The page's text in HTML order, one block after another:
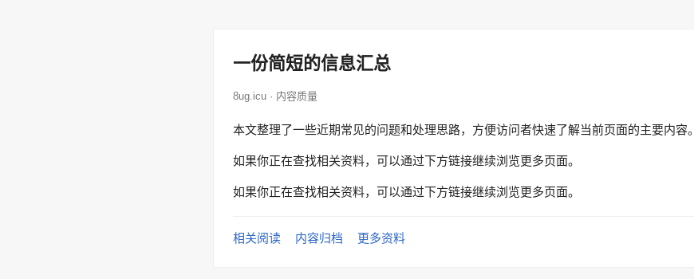
一份简短的信息汇总
8ug.icu · 内容质量
本文整理了一些近期常见的问题和处理思路，方便访问者快速了解当前页面的主要内容。
如果你正在查找相关资料，可以通过下方链接继续浏览更多页面。
如果你正在查找相关资料，可以通过下方链接继续浏览更多页面。
相关阅读 内容归档 更多资料